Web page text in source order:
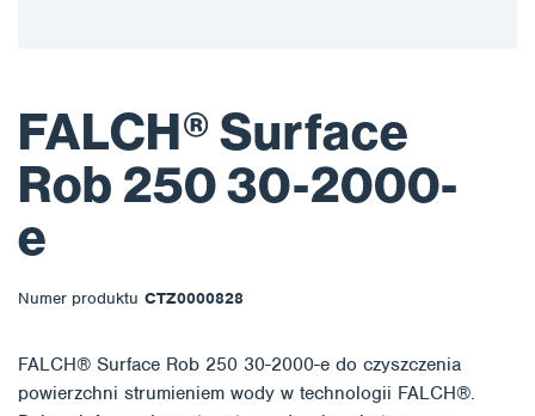
FALCH® Surface
Rob 250 30-2000-
e
Numer produktu CTZ0000828
FALCH® Surface Rob 250 30-2000-e do czyszczenia
powierzchni strumieniem wody w technologii FALCH®.